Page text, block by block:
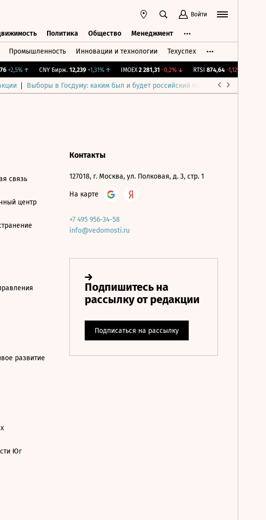
Войти
Политика Общество Менеджмент
Промышленность Инновации и технологии Техуспех
+2,5%↑ CNY Бирж. 12,239 +1,31%↑ IMOEX 2 281,31 -0,2%↓ RTSI 874,64 -1,12%
Выборы в Госдуму: каким был и будет российский парламент
связь
центр
развитие
Юг
Контакты
127018, г. Москва, ул. Полковая, д. 3, стр. 1
На карте
+7 495 956-34-58
info@vedomosti.ru